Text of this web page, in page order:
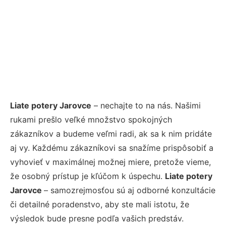
Liate potery Jarovce – nechajte to na nás. Našimi
rukami prešlo veľké množstvo spokojných
zákazníkov a budeme veľmi radi, ak sa k nim pridáte
aj vy. Každému zákazníkovi sa snažíme prispôsobiť a
vyhovieť v maximálnej možnej miere, pretože vieme,
že osobný prístup je kľúčom k úspechu. Liate potery
Jarovce – samozrejmosťou sú aj odborné konzultácie
či detailné poradenstvo, aby ste mali istotu, že
výsledok bude presne podľa vašich predstáv.